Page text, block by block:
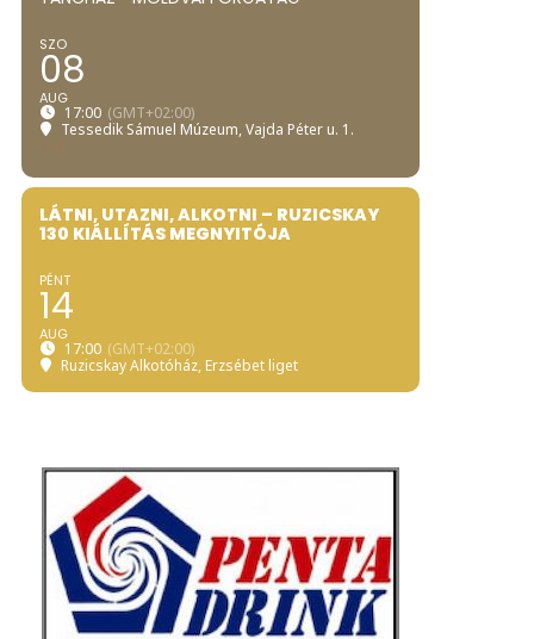
SZO
08
AUG
17:00 (GMT+02:00)
Tessedik Sámuel Múzeum, Vajda Péter u. 1.
LÁTNI, UTAZNI, ALKOTNI – RUZICSKAY
130 KIÁLLÍTÁS MEGNYITÓJA
PÉNT
14
AUG
17:00 (GMT+02:00)
Ruzicskay Alkotóház, Erzsébet liget